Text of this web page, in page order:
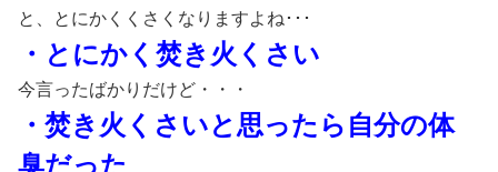
と、とにかくくさくなりますよね･･･
・とにかく焚き火くさい
今言ったばかりだけど・・・
・焚き火くさいと思ったら自分の体
臭だった